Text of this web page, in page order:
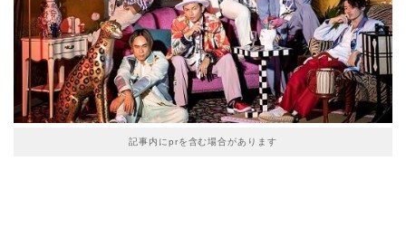
記事内にprを含む場合があります